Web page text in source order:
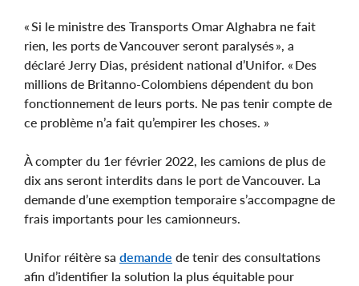
« Si le ministre des Transports Omar Alghabra ne fait
rien, les ports de Vancouver seront paralysés », a
déclaré Jerry Dias, président national d’Unifor. « Des
millions de Britanno-Colombiens dépendent du bon
fonctionnement de leurs ports. Ne pas tenir compte de
ce problème n’a fait qu’empirer les choses. »
À compter du 1er février 2022, les camions de plus de
dix ans seront interdits dans le port de Vancouver. La
demande d’une exemption temporaire s’accompagne de
frais importants pour les camionneurs.
Unifor réitère sa demande de tenir des consultations
afin d’identifier la solution la plus équitable pour